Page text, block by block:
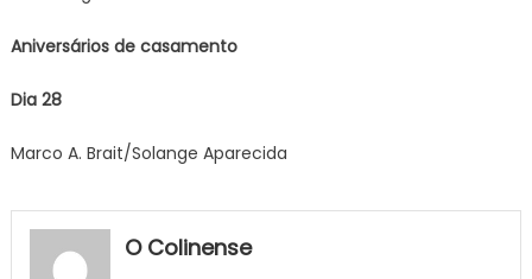
Aniversários de casamento
Dia 28
Marco A. Brait/Solange Aparecida
O Colinense